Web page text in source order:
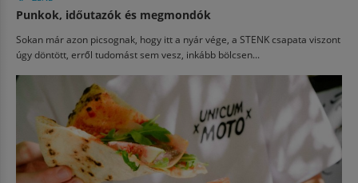
Punkok, időutazók és megmondók
Sokan már azon picsognak, hogy itt a nyár vége, a STENK csapata viszont
úgy döntött, erről tudomást sem vesz, inkább bölcsen...